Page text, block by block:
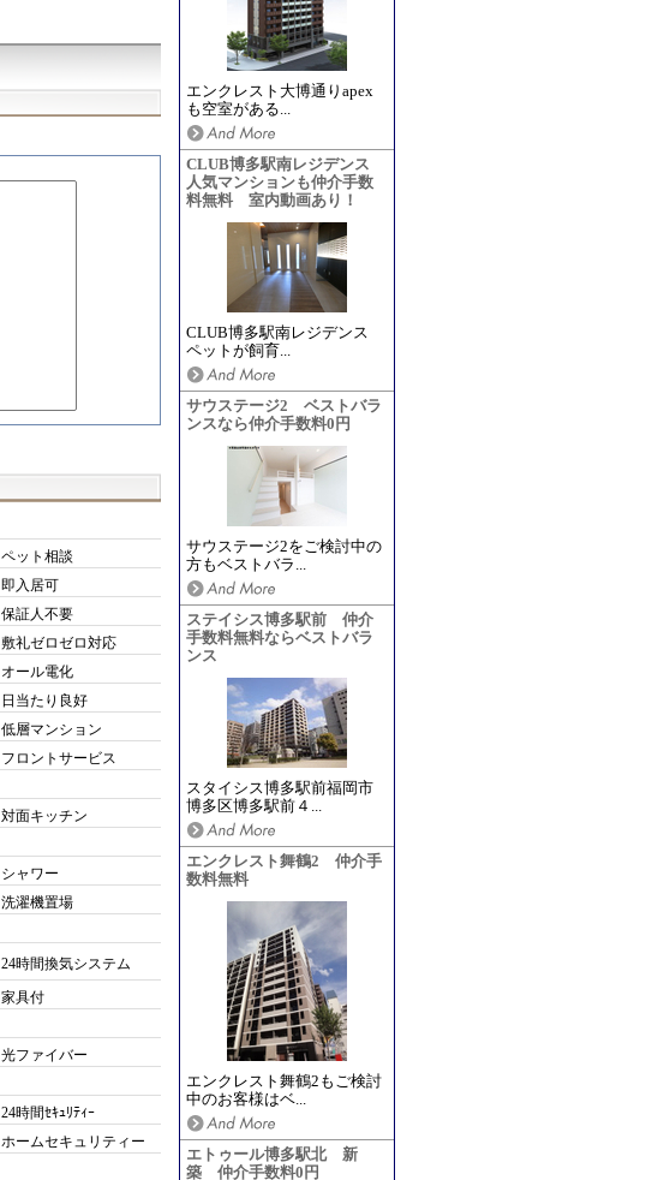
エンクレスト大博通りapex
も空室がある...
CLUB博多駅南レジデンス
人気マンションも仲介手数
料無料 室内動画あり！
CLUB博多駅南レジデンス
ペットが飼育...
サウステージ2 ベストバラ
ンスなら仲介手数料0円
サウステージ2をご検討中の
方もベストバラ...
ステイシス博多駅前 仲介
手数料無料ならベストバラ
ンス
スタイシス博多駅前福岡市
博多区博多駅前４...
エンクレスト舞鶴2 仲介手
数料無料
エンクレスト舞鶴2もご検討
中のお客様はベ...
エトゥール博多駅北 新
築 仲介手数料0円
ペット相談
即入居可
保証人不要
敷礼ゼロゼロ対応
オール電化
日当たり良好
低層マンション
フロントサービス
対面キッチン
シャワー
洗濯機置場
24時間換気システム
家具付
光ファイバー
24時間ｾｷｭﾘﾃｨｰ
ホームセキュリティー